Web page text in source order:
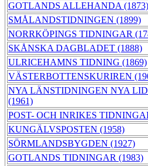
GOTLANDS ALLEHANDA (1873)
SMÅLANDSTIDNINGEN (1899)
NORRKÖPINGS TIDNINGAR
SKÅNSKA DAGBLADET (1888)
ULRICEHAMNS TIDNING (1869)
VÄSTERBOTTENSKURIREN
NYA LÄNSTIDNINGEN NYA
(1961)
POST- OCH INRIKES
KUNGÄLVSPOSTEN (1958)
SÖRMLANDSBYGDEN (1927)
GOTLANDS TIDNINGAR (1983)